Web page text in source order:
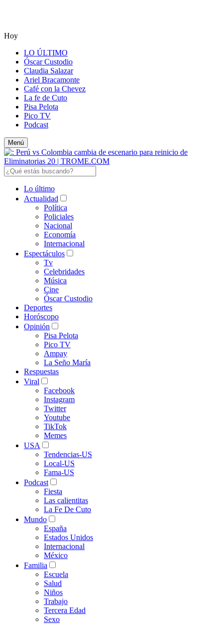
Hoy
LO ÚLTIMO
Óscar Custodio
Claudia Salazar
Ariel Bracamonte
Café con la Chevez
La fe de Cuto
Pisa Pelota
Pico TV
Podcast
Menú
Lo último
Actualidad
Política
Policiales
Nacional
Economía
Internacional
Espectáculos
Tv
Celebridades
Música
Cine
Óscar Custodio
Deportes
Horóscopo
Opinión
Pisa Pelota
Pico TV
Ampay
La Seño María
Respuestas
Viral
Facebook
Instagram
Twitter
Youtube
TikTok
Memes
USA
Tendencias-US
Local-US
Fama-US
Podcast
Fiesta
Las calientitas
La Fe De Cuto
Mundo
España
Estados Unidos
Internacional
México
Familia
Escuela
Salud
Niños
Trabajo
Tercera Edad
Sexo